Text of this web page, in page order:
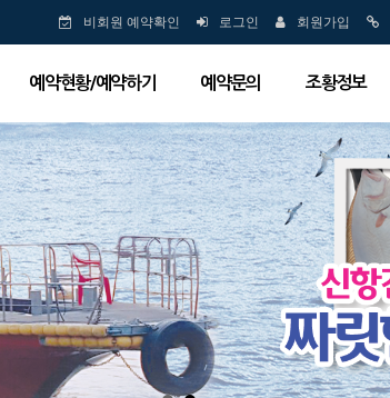
비회원 예약확인 로그인 회원가입
예약현황/예약하기 예약문의 조황정보